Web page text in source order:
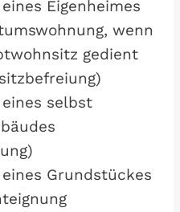
Eigenheimes
wenn
gedient
selbst
Grundstückes